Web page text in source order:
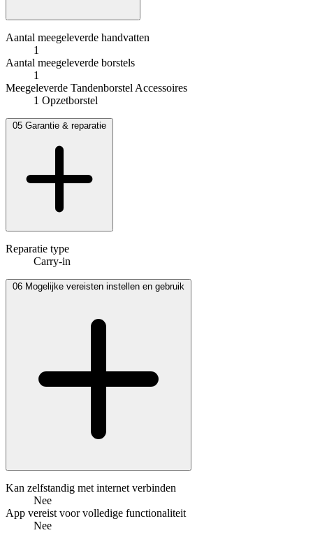
Aantal meegeleverde handvatten
1
Aantal meegeleverde borstels
1
Meegeleverde Tandenborstel Accessoires
1 Opzetborstel
05 Garantie & reparatie
Reparatie type
Carry-in
06 Mogelijke vereisten instellen en gebruik
Kan zelfstandig met internet verbinden
Nee
App vereist voor volledige functionaliteit
Nee